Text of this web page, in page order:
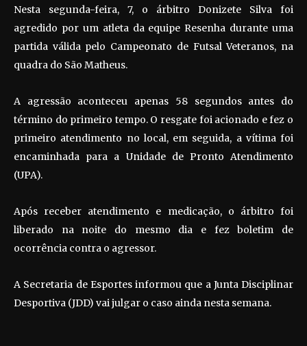
Nesta segunda-feira, 7, o árbitro Donizete Silva foi
agredido por um atleta da equipe Resenha durante uma
partida válida pelo Campeonato de Futsal Veteranos, na
quadra do São Matheus.
A agressão aconteceu apenas 58 segundos antes do
término do primeiro tempo. O resgate foi acionado e fez o
primeiro atendimento no local, em seguida, a vítima foi
encaminhada para a Unidade de Pronto Atendimento
(UPA).
Após receber atendimento e medicação, o árbitro foi
liberado na noite do mesmo dia e fez boletim de
ocorrência contra o agressor.
A Secretaria de Esportes informou que a Junta Disciplinar
Desportiva (JDD) vai julgar o caso ainda nesta semana.